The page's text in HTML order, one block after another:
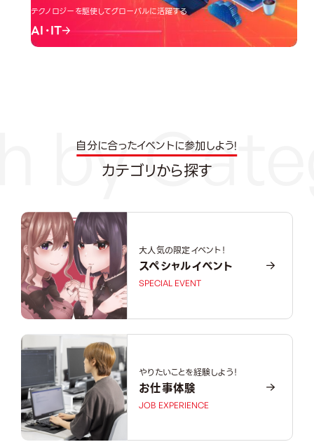
テクノロジーを駆使してグローバルに活躍する
AI・IT
自分に合ったイベントに参加しよう!
カテゴリから探す
大人気の限定イベント！
スペシャルイベント
SPECIAL EVENT
やりたいことを経験しよう！
お仕事体験
JOB EXPERIENCE